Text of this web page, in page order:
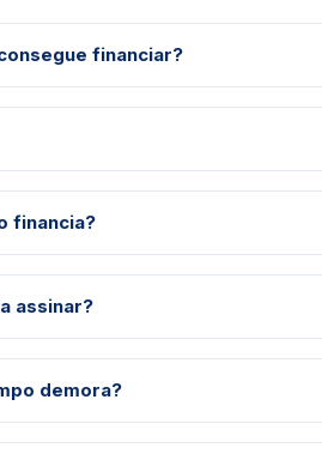
financiar?
financia?
assinar?
demora?